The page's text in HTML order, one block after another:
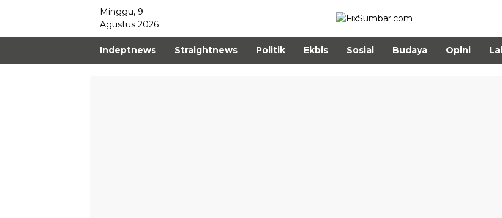
Minggu, 9
Agustus 2026
Indeptnews Straightnews Politik Ekbis Sosial Budaya Opini